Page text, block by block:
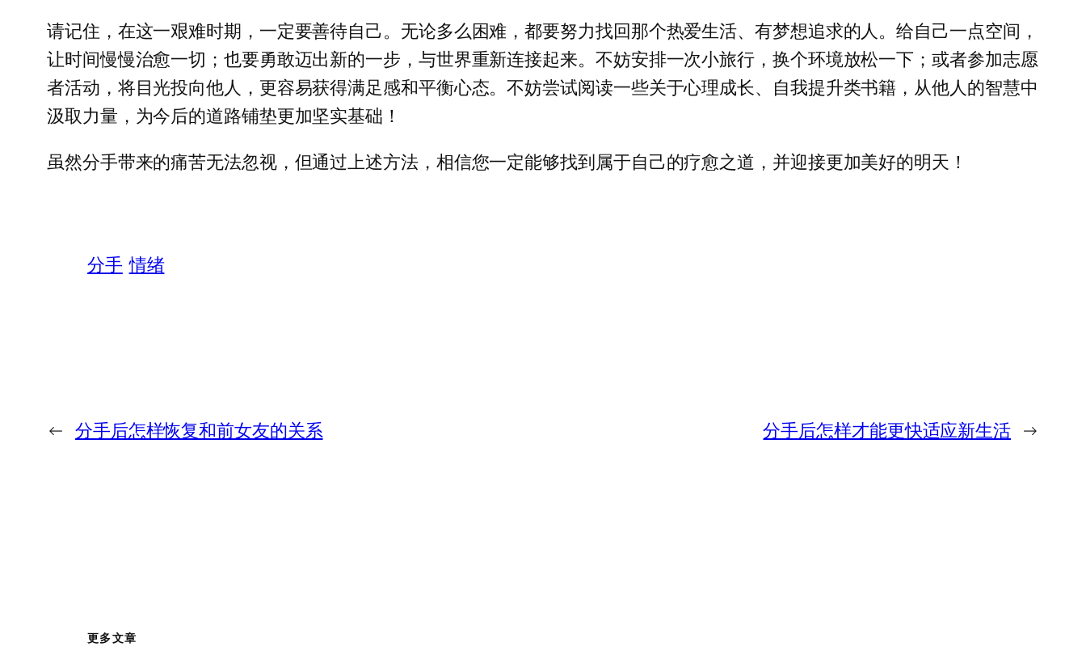
请记住，在这一艰难时期，一定要善待自己。无论多么困难，都要努力找回那个热爱生活、有梦想追求的人。给自己一点空间，
让时间慢慢治愈一切；也要勇敢迈出新的一步，与世界重新连接起来。不妨安排一次小旅行，换个环境放松一下；或者参加志愿
者活动，将目光投向他人，更容易获得满足感和平衡心态。不妨尝试阅读一些关于心理成长、自我提升类书籍，从他人的智慧中
汲取力量，为今后的道路铺垫更加坚实基础！
虽然分手带来的痛苦无法忽视，但通过上述方法，相信您一定能够找到属于自己的疗愈之道，并迎接更加美好的明天！
分手 情绪
← 分手后怎样恢复和前女友的关系 分手后怎样才能更快适应新生活 →
更多文章